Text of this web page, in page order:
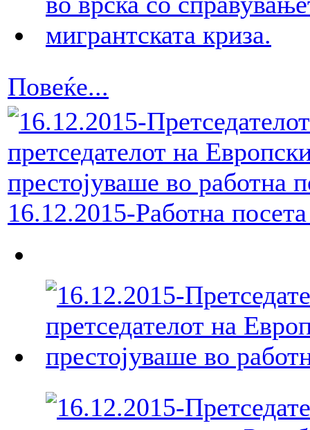
Повеќе...
16.12.2015-Работна